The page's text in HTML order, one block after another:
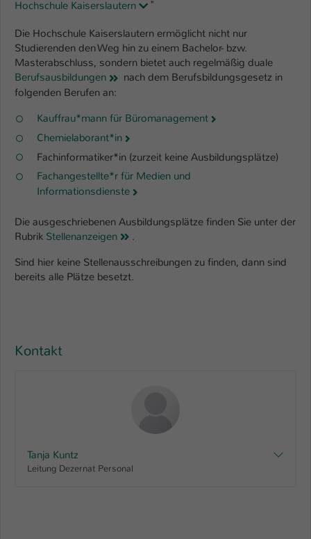
Hochschule Kaiserslautern
"
Die Hochschule Kaiserslautern ermöglicht nicht nur
Studierenden den Weg hin zu einem Bachelor- bzw.
Masterabschluss, sondern bietet auch regelmäßig duale
Berufsausbildungen
nach dem Berufsbildungsgesetz in
folgenden Berufen an:
Kauffrau*mann für Büromanagement
Chemielaborant*in
Fachinformatiker*in (zurzeit keine Ausbildungsplätze)
Fachangestellte*r für Medien und
Informationsdienste
Die ausgeschriebenen Ausbildungsplätze finden Sie unter der
Rubrik Stellenanzeigen
.
Sind hier keine Stellenausschreibungen zu finden, dann sind
bereits alle Plätze besetzt.
Kontakt
Tanja Kuntz
Leitung Dezernat Personal
Einstellungen. Unter anderem eine zufällig
Speicherung Ihrer vorgenommen
Einstellungen, falls der Webseiten-
Betreiber dies eingestellt hat.
Anbieter TYPO3
Laufzeit 1 Woche
Dieses Cookie ist ein Standard-Session-
eines Intranet-Logins die Session-ID. So
kann der eingeloggte Benutzer
wiedererkannt werden und es wird ihm
Zugang zu geschützten Bereichen
Zweck
Dieser Cookie teilt der Webseite mit, ob
zu verwalten.